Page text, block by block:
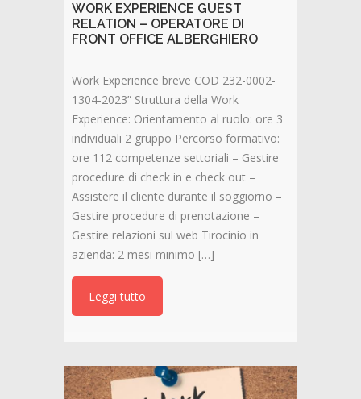
WORK EXPERIENCE GUEST
RELATION – OPERATORE DI
FRONT OFFICE ALBERGHIERO
Work Experience breve COD 232-0002-
1304-2023” Struttura della Work
Experience: Orientamento al ruolo: ore 3
individuali 2 gruppo Percorso formativo:
ore 112 competenze settoriali – Gestire
procedure di check in e check out –
Assistere il cliente durante il soggiorno –
Gestire procedure di prenotazione –
Gestire relazioni sul web Tirocinio in
azienda: 2 mesi minimo […]
Leggi tutto